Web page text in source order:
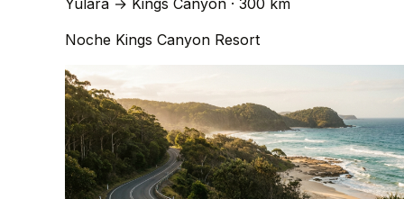
Noche Kings Canyon Resort